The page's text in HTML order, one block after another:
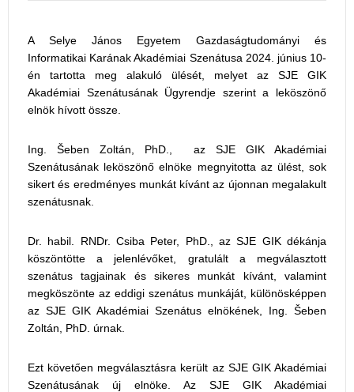
A Selye János Egyetem Gazdaságtudományi és
Informatikai Karának Akadémiai Szenátusa 2024. június 10-
én tartotta meg alakuló ülését, melyet az SJE GIK
Akadémiai Szenátusának Ügyrendje szerint a leköszönő
elnök hívott össze.
Ing. Šeben Zoltán, PhD., az SJE GIK Akadémiai
Szenátusának leköszönő elnöke megnyitotta az ülést, sok
sikert és eredményes munkát kívánt az újonnan megalakult
szenátusnak.
Dr. habil. RNDr. Csiba Peter, PhD., az SJE GIK dékánja
köszöntötte a jelenlévőket, gratulált a megválasztott
szenátus tagjainak és sikeres munkát kívánt, valamint
megköszönte az eddigi szenátus munkáját, különösképpen
az SJE GIK Akadémiai Szenátus elnökének, Ing. Šeben
Zoltán, PhD. úrnak.
Ezt követően megválasztásra került az SJE GIK Akadémiai
Szenátusának új elnöke. Az SJE GIK Akadémiai